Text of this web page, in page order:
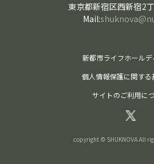
東京都新宿区西新宿2
Mail:
新都市ライフホールデ
個人情報保護に関する
サイトのご利用に
copyright © SHUKNOVA All